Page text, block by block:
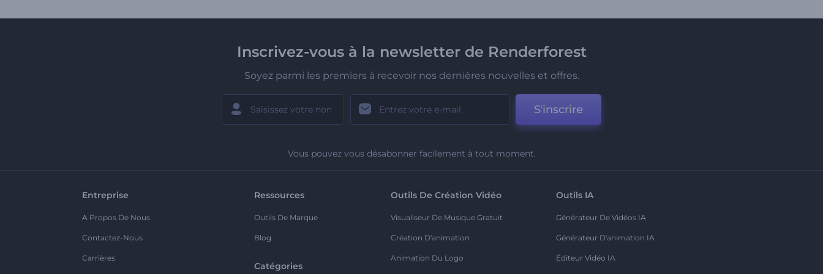
Inscrivez-vous à la newsletter de Renderforest
Soyez parmi les premiers à recevoir nos dernières nouvelles et offres.
S'inscrire
Vous pouvez vous désabonner facilement à tout moment.
Entreprise
A Propos De Nous
Contactez-Nous
Carrières
Ressources
Outils De Marque
Blog
Catégories
Outils De Création Vidéo
Visualiseur De Musique Gratuit
Création D'animation
Animation Du Logo
Outils IA
Générateur De Vidéos IA
Générateur D'animation IA
Éditeur Vidéo IA